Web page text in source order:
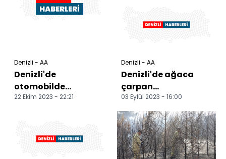
Denizli - AA
Denizli'de
otomobilde
bıçaklanmış halde
22 Ekim 2023 - 22:21
Denizli - AA
Denizli'de ağaca
çarpan
otomobildeki 10
yaşındaki çocuk
öldü
03 Eylül 2023 - 16:00